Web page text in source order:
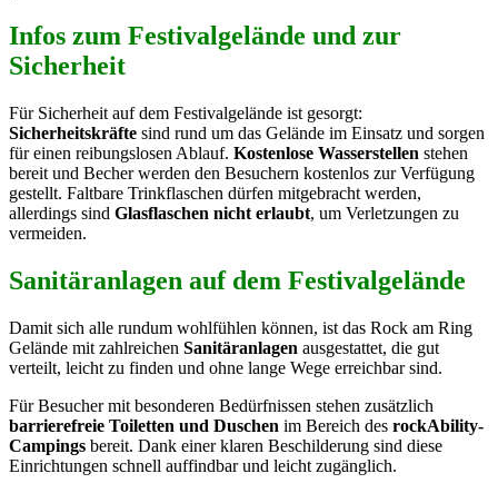
Infos zum Festivalgelände und zur
Sicherheit
Für Sicherheit auf dem Festivalgelände ist gesorgt:
Sicherheitskräfte sind rund um das Gelände im Einsatz und sorgen
für einen reibungslosen Ablauf. Kostenlose Wasserstellen stehen
bereit und Becher werden den Besuchern kostenlos zur Verfügung
gestellt. Faltbare Trinkflaschen dürfen mitgebracht werden,
allerdings sind Glasflaschen nicht erlaubt, um Verletzungen zu
vermeiden.
Sanitäranlagen auf dem Festivalgelände
Damit sich alle rundum wohlfühlen können, ist das Rock am Ring
Gelände mit zahlreichen Sanitäranlagen ausgestattet, die gut
verteilt, leicht zu finden und ohne lange Wege erreichbar sind.
Für Besucher mit besonderen Bedürfnissen stehen zusätzlich
barrierefreie Toiletten und Duschen im Bereich des rockAbility-
Campings bereit. Dank einer klaren Beschilderung sind diese
Einrichtungen schnell auffindbar und leicht zugänglich.